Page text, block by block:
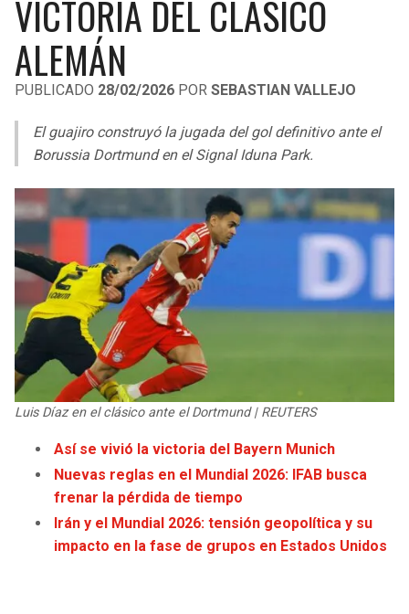
LIGA DE EXPANSIÓN MX
LEAGUES CUP
UEFA EUROPA LEAGUE
UEFA CONFERENCE LEAGUE
MLS
COPA LIBERTADORES
LIGA BETPLAY
OTRAS LIGAS
VICTORIA DEL CLÁSICO
ALEMÁN
PUBLICADO 28/02/2026 POR SEBASTIAN VALLEJO
El guajiro construyó la jugada del gol definitivo ante el
Borussia Dortmund en el Signal Iduna Park.
Luis Díaz en el clásico ante el Dortmund | REUTERS
Así se vivió la victoria del Bayern Munich
Nuevas reglas en el Mundial 2026: IFAB busca
frenar la pérdida de tiempo
Irán y el Mundial 2026: tensión geopolítica y su
impacto en la fase de grupos en Estados Unidos